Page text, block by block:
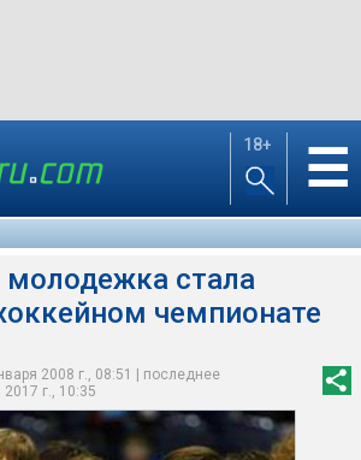
18+ ☰
молодежка стала
чемпионате
2008 г., 08:51 | последнее
г., 10:35